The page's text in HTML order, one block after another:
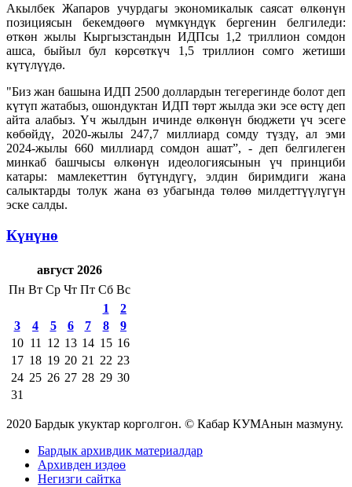
Акылбек Жапаров учурдагы экономикалык саясат өлкөнүн
позициясын бекемдөөгө мүмкүндүк бергенин белгиледи:
өткөн жылы Кыргызстандын ИДПсы 1,2 триллион сомдон
ашса, быйыл бул көрсөткүч 1,5 триллион сомго жетиши
күтүлүүдө.
"Биз жан башына ИДП 2500 доллардын тегерегинде болот деп
күтүп жатабыз, ошондуктан ИДП төрт жылда эки эсе өстү деп
айта алабыз. Үч жылдын ичинде өлкөнүн бюджети үч эсеге
көбөйдү, 2020-жылы 247,7 миллиард сомду түздү, ал эми
2024-жылы 660 миллиард сомдон ашат”, - деп белгилеген
минкаб башчысы өлкөнүн идеологиясынын үч принциби
катары: мамлекеттин бүтүндүгү, элдин биримдиги жана
салыктарды толук жана өз убагында төлөө милдеттүүлүгүн
эске салды.
Күнүнө
август 2026
Пн Вт Ср Чт Пт Сб Вс
1
2
3
4 5 6 7 8
9
10 11 12 13 14 15 16
17 18 19 20 21 22 23
24 25 26 27 28 29 30
31
2020 Бардык укуктар корголгон. © Кабар КУМАнын мазмуну.
Бардык архивдик материалдар
Архивден издөө
Негизги сайтка